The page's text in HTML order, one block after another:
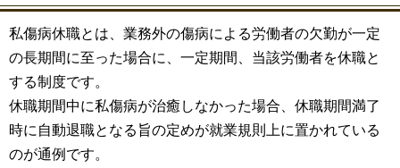
私傷病休職とは、業務外の傷病による労働者の欠勤が一定
の長期間に至った場合に、一定期間、当該労働者を休職と
する制度です。
休職期間中に私傷病が治癒しなかった場合、休職期間満了
時に自動退職となる旨の定めが就業規則上に置かれている
のが通例です。